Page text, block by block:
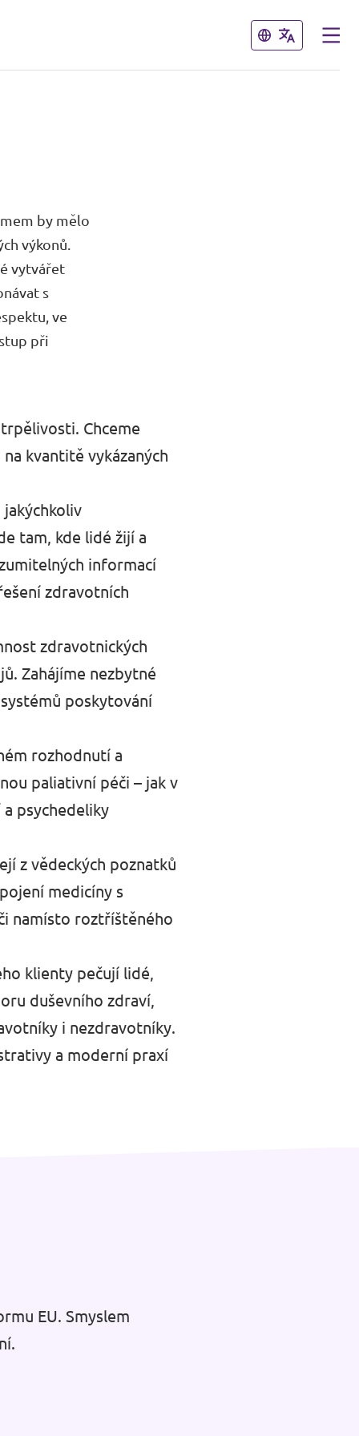
Zavřít
Zavřít
by mělo
výkonů.
vytvářet
s
ve
při
Chceme
kvantitě vykázaných
tam, kde lidé žijí a
informací
zdravotních
zdravotnických
Zahájíme nezbytné
poskytování
rozhodnutí a
paliativní péči – jak v
psychedeliky
z vědeckých poznatků
medicíny s
namísto roztříštěného
klienty pečují lidé,
duševního zdraví,
i nezdravotníky.
a moderní praxí
EU. Smyslem